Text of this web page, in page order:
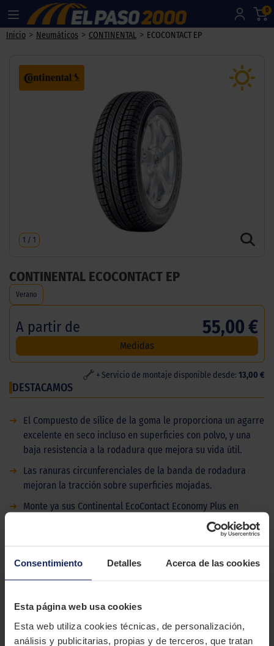
Consentimiento Detalles Acerca de las cookies
Esta página web usa cookies
Esta web utiliza cookies técnicas, de personalización,
análisis y publicitarias, propias y de terceros, que tratan
0
Inicio > Neumáticos > CONTINENTAL > ECOCONTACT EP
1 / 1
CONTINENTAL ECOCONTACT EP
Verano
A partir de 55,00 €
Medidas
+ Servicio de montaje disponible desde: 13,00 €
DESTACAMOS
➜
El Compuesto de sílice de la goma le proporciona un agarre
excelente en seco incluso en superficies con polvo, y una
baja resistencia a la rodadura que mejora su vida útil.
➜
Las ranuras circunferenciales de la banda de rodadura
mejoran la tracción sobre superficies mojadas.
➜
Monte ya sus Continental EcoContact Economy Plus en
nuestra amplia red de talleres en las Islas. Disponemos de
stock inmediato en una amplia variedad de medidas.
DESCRIPCIÓN
El Continental EcoContact Economy Plus es un neumático para
automóviles que reduce las emisiones de CO2 y el consumo de
carburante de su vehículo.